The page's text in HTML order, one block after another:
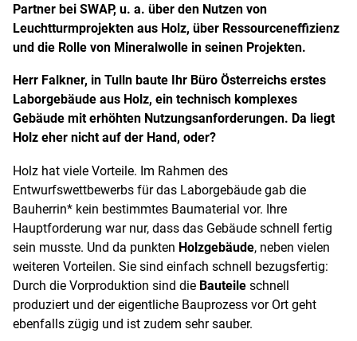
Partner bei SWAP, u. a. über den Nutzen von
Leuchtturmprojekten aus Holz, über Ressourceneffizienz
und die Rolle von Mineralwolle in seinen Projekten.
Herr Falkner, in Tulln baute Ihr Büro Österreichs erstes
Laborgebäude aus Holz, ein technisch komplexes
Gebäude mit erhöhten Nutzungsanforderungen. Da liegt
Holz eher nicht auf der Hand, oder?
Holz hat viele Vorteile. Im Rahmen des
Entwurfswettbewerbs für das Laborgebäude gab die
Bauherrin* kein bestimmtes Baumaterial vor. Ihre
Hauptforderung war nur, dass das Gebäude schnell fertig
sein musste. Und da punkten Holzgebäude, neben vielen
weiteren Vorteilen. Sie sind einfach schnell bezugsfertig:
Durch die Vorproduktion sind die Bauteile schnell
produziert und der eigentliche Bauprozess vor Ort geht
ebenfalls zügig und ist zudem sehr sauber.